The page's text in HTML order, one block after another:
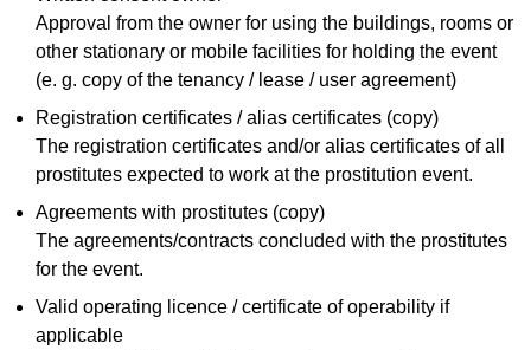
Approval from the owner for using the buildings, rooms or
other stationary or mobile facilities for holding the event
(e. g. copy of the tenancy / lease / user agreement)
Registration certificates / alias certificates (copy)
The registration certificates and/or alias certificates of all
prostitutes expected to work at the prostitution event.
Agreements with prostitutes (copy)
The agreements/contracts concluded with the prostitutes
for the event.
Valid operating licence / certificate of operability if
applicable